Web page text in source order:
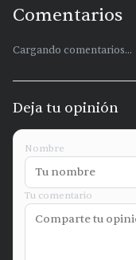
Comentarios
Cargando comentarios...
Deja tu opinión
Nombre
Tu comentario